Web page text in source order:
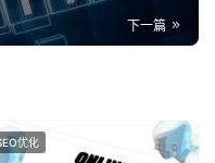
下一篇
优化